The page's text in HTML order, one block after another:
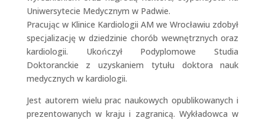
Uniwersytecie Medycznym w Padwie.
Pracując w Klinice Kardiologii AM we Wrocławiu zdobył
specjalizację w dziedzinie chorób wewnętrznych oraz
kardiologii. Ukończył Podyplomowe Studia
Doktoranckie z uzyskaniem tytułu doktora nauk
medycznych w kardiologii.
Jest autorem wielu prac naukowych opublikowanych i
prezentowanych w kraju i zagranicą. Wykładowca w